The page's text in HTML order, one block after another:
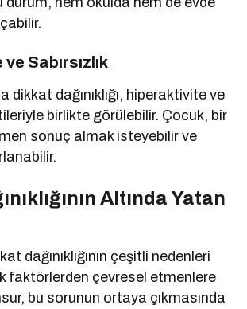
Sabırsızlık
dikkat dağınıklığı, hiperaktivite ve
birlikte görülebilir. Çocuk, bir
sonuç almak isteyebilir ve
Altında Yatan
dağınıklığının çeşitli nedenleri
faktörlerden çevresel etmenlere
bu sorunun ortaya çıkmasında